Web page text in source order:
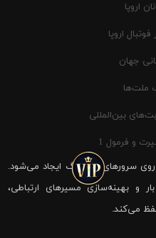
اروپا
اروپا
جهان
ملت‌ها
و فرمول 1
روی سرورهای شیرینگ ایجاد می‌شود.
و بهینه‌سازی مسیرهای ارتباطی،
می‌کند.